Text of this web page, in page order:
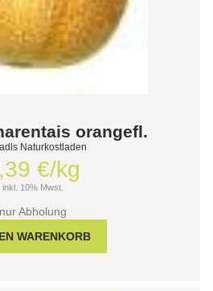
orangefl.
Naturkostladen
€/kg
inkl. 10% Mwst.
nur Abholung